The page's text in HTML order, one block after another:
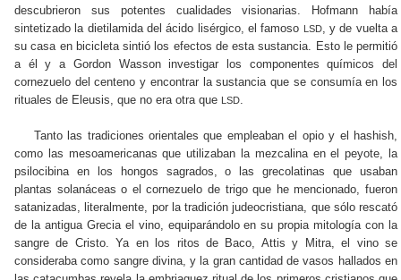
descubrieron sus potentes cualidades visionarias. Hofmann había
sintetizado la dietilamida del ácido lisérgico, el famoso LSD, y de vuelta a
su casa en bicicleta sintió los efectos de esta sustancia. Esto le permitió
a él y a Gordon Wasson investigar los componentes químicos del
cornezuelo del centeno y encontrar la sustancia que se consumía en los
rituales de Eleusis, que no era otra que LSD.
Tanto las tradiciones orientales que empleaban el opio y el hashish,
como las mesoamericanas que utilizaban la mezcalina en el peyote, la
psilocibina en los hongos sagrados, o las grecolatinas que usaban
plantas solanáceas o el cornezuelo de trigo que he mencionado, fueron
satanizadas, literalmente, por la tradición judeocristiana, que sólo rescató
de la antigua Grecia el vino, equiparándolo en su propia mitología con la
sangre de Cristo. Ya en los ritos de Baco, Attis y Mitra, el vino se
consideraba como sangre divina, y la gran cantidad de vasos hallados en